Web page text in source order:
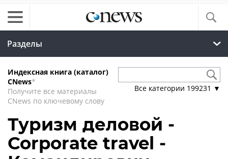
Разделы
Индексная книга (каталог)
CNews*
Получите все материалы
CNews по ключевому слову
Все категории 199231 ▼
Туризм деловой -
Corporate travel -